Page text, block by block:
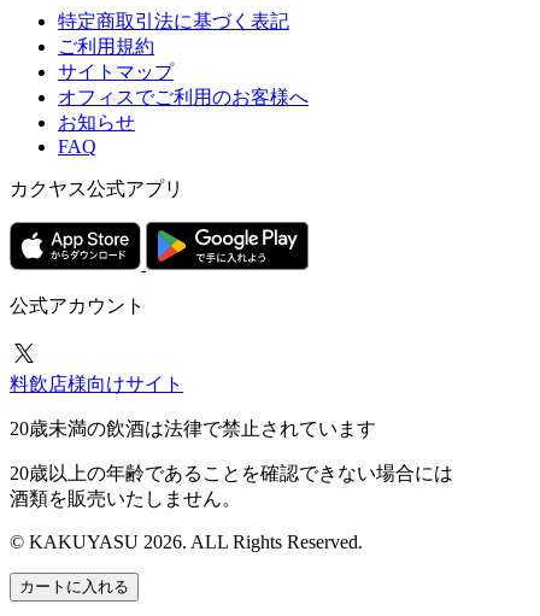
特定商取引法に基づく表記
ご利用規約
サイトマップ
オフィスでご利用のお客様へ
お知らせ
FAQ
カクヤス公式アプリ
公式アカウント
料飲店様向けサイト
20歳未満の飲酒は法律で禁止されています
20歳以上の年齢であることを確認できない場合には
酒類を販売いたしません。
© KAKUYASU 2026. ALL Rights Reserved.
カートに入れる